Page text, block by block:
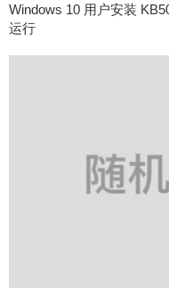
Windows 10 用户安装
运行